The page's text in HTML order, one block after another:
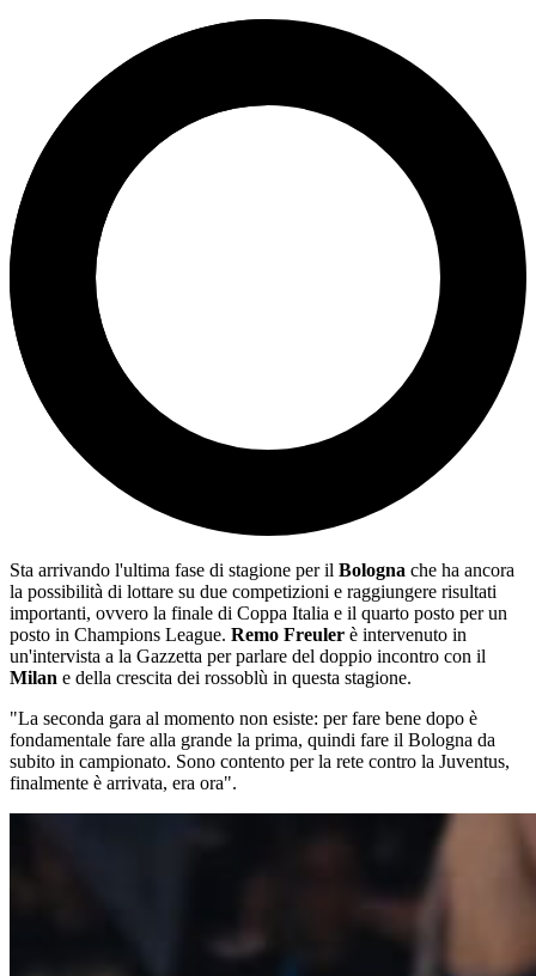
Sta arrivando l'ultima fase di stagione per il Bologna che ha ancora
la possibilità di lottare su due competizioni e raggiungere risultati
importanti, ovvero la finale di Coppa Italia e il quarto posto per un
posto in Champions League. Remo Freuler è intervenuto in
un'intervista a la Gazzetta per parlare del doppio incontro con il
Milan e della crescita dei rossoblù in questa stagione.
"La seconda gara al momento non esiste: per fare bene dopo è
fondamentale fare alla grande la prima, quindi fare il Bologna da
subito in campionato. Sono contento per la rete contro la Juventus,
finalmente è arrivata, era ora".